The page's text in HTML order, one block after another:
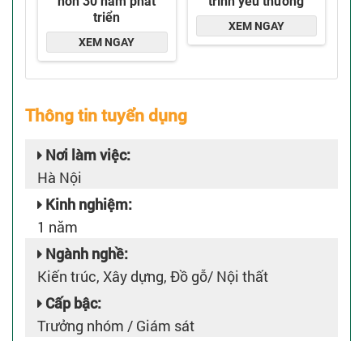
Thông tin tuyển dụng
Nơi làm việc:
Hà Nội
Kinh nghiệm:
1 năm
Ngành nghề:
Kiến trúc, Xây dựng, Đồ gỗ/ Nội thất
Cấp bậc:
Trưởng nhóm / Giám sát